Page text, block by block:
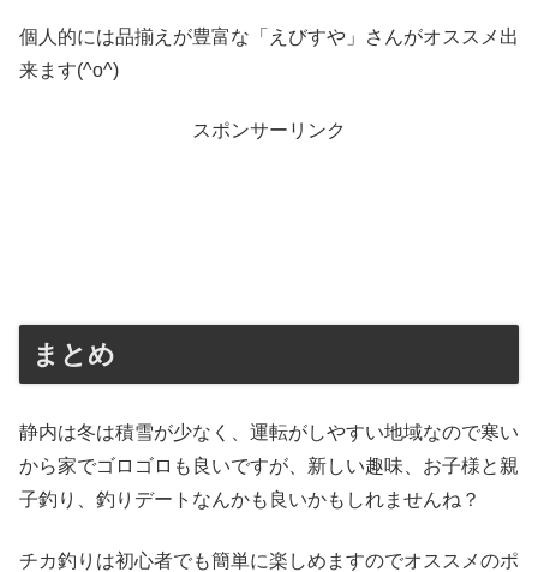
個人的には品揃えが豊富な「えびすや」さんがオススメ出
来ます(^o^)
スポンサーリンク
まとめ
静内は冬は積雪が少なく、運転がしやすい地域なので寒い
から家でゴロゴロも良いですが、新しい趣味、お子様と親
子釣り、釣りデートなんかも良いかもしれませんね？
チカ釣りは初心者でも簡単に楽しめますのでオススメのポ